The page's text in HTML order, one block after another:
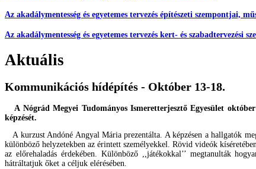
Az akadálymentesség és egyetemes tervezés építészeti szempontjai,
Az akadálymentesség és egyetemes tervezés kert- és szabadtervezési
Aktuális
Kommunikációs hídépítés - Október 13-18.
A Nógrád Megyei Tudományos Ismeretterjesztő Egyesület
képzését.
A kurzust Andóné Angyal Mária prezentálta. A képzésen a hallgatók
különböző helyzetekben az érintett személyekkel. Rövid videók
az előrehaladás érdekében. Különböző ,,játékokkal’’ megtanulták
hátráltatjuk őket a céljuk elérésében.